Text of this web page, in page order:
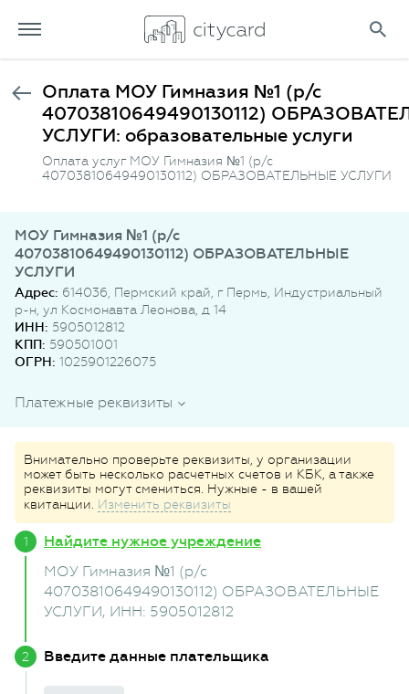
Оплата МОУ Гимназия №1 (р/с
40703810649490130112)
УСЛУГИ: образовательные услуги
Оплата услуг МОУ Гимназия №1 (р/с
40703810649490130112) ОБРАЗОВАТЕЛЬНЫЕ УСЛУГИ
МОУ Гимназия №1 (р/с
40703810649490130112) ОБРАЗОВАТЕЛЬНЫЕ
УСЛУГИ
Адрес: 614036, Пермский край, г Пермь, Индустриальный
р-н, ул Космонавта Леонова, д 14
ИНН: 5905012812
КПП: 590501001
ОГРН: 1025901226075
Платежные реквизиты
Внимательно проверьте реквизиты, у организации
может быть несколько расчетных счетов и КБК, а также
реквизиты могут смениться. Нужные - в вашей
квитанции. Изменить реквизиты
Найдите нужное учреждение
МОУ Гимназия №1 (р/с
40703810649490130112) ОБРАЗОВАТЕЛЬНЫЕ
УСЛУГИ, ИНН: 5905012812
Введите данные плательщика